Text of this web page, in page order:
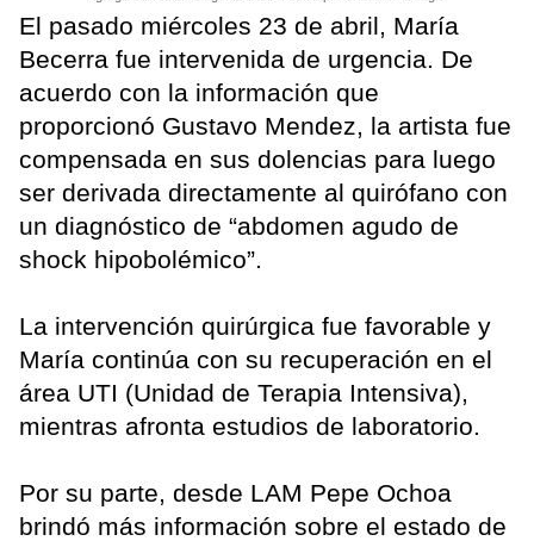
El pasado miércoles 23 de abril, María
Becerra fue intervenida de urgencia. De
acuerdo con la información que
proporcionó Gustavo Mendez, la artista fue
compensada en sus dolencias para luego
ser derivada directamente al quirófano con
un diagnóstico de “abdomen agudo de
shock hipobolémico”.
La intervención quirúrgica fue favorable y
María continúa con su recuperación en el
área UTI (Unidad de Terapia Intensiva),
mientras afronta estudios de laboratorio.
Por su parte, desde LAM Pepe Ochoa
brindó más información sobre el estado de